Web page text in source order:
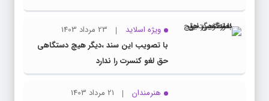
ویژه اسلاید
23 مرداد 1403
با تصویب این سند ،دیگر هیچ دستگاهی
حق لغو کنسرت را ندارد
هنرمندان
21 مرداد 1403